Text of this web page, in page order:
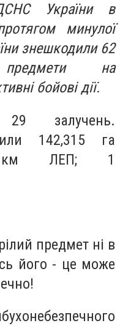
України в
минулої
знешкодили 62
предмети на
бойові дії.
29 залучень.
142,315 га
км ЛЕП; 1
предмет ні в
його - це може